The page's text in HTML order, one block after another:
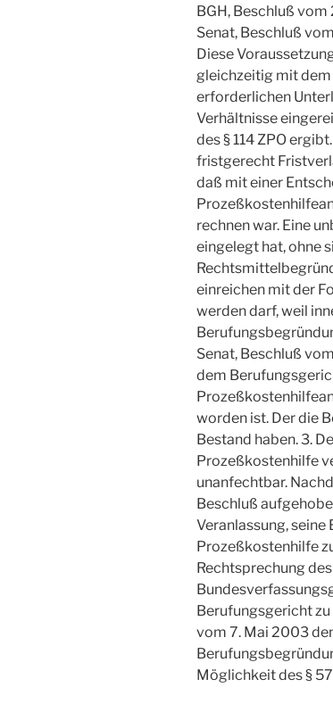
BGH, Beschluß vom
Senat, Beschluß
Diese
gleichzeitig mit
erforderlichen
Verhältnisse
des § 114 ZPO
fristgerecht
daß mit einer
rechnen war. Eine
eingelegt hat, ohne
einreichen mit der
werden darf, weil
Senat, Beschluß
dem
worden ist. Der die
Bestand haben. 3.
Prozeßkostenhilfe
unanfechtbar.
Beschluß
Veranlassung,
Prozeßkostenhilfe
Rechtsprechung
Berufungsgericht
vom 7. Mai 2003
Möglichkeit des §